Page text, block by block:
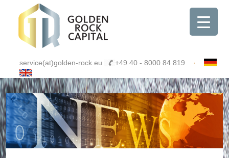
service(at)golden-rock.eu +49 40 - 8000 84 819 ·